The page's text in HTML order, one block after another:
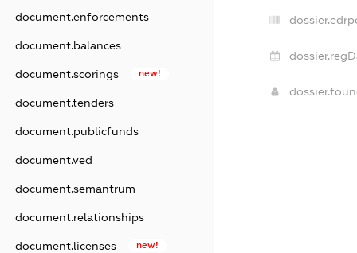
document.enforcements
document.balances
document.scorings new!
document.tenders
document.publicfunds
document.ved
document.semantrum
document.relationships
document.licenses new!